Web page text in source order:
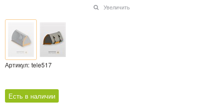
Увеличить
Артикул: tele517
Есть в наличии